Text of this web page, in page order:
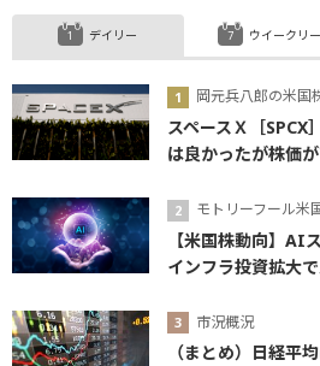
デイリー
岡元兵八郎の米国
スペースＸ［
は良かったが株価
モトリーフール米
【米国株動向】AI
インフラ投資拡大
市況概況
（まとめ）日経平
ウイークリー